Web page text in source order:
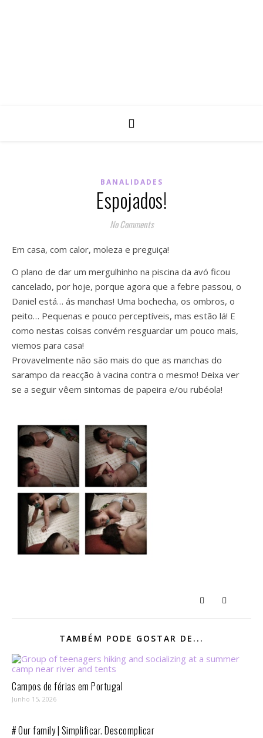
BANALIDADES
Espojados!
No Comments
Em casa, com calor, moleza e preguiça!
O plano de dar um mergulhinho na piscina da avó ficou
cancelado, por hoje, porque agora que a febre passou, o
Daniel está… ás manchas! Uma bochecha, os ombros, o
peito… Pequenas e pouco perceptíveis, mas estão lá! E
como nestas coisas convém resguardar um pouco mais,
viemos para casa!
Provavelmente não são mais do que as manchas do
sarampo da reacção à vacina contra o mesmo! Deixa ver
se a seguir vêem sintomas de papeira e/ou rubéola!
TAMBÉM PODE GOSTAR DE...
Campos de férias em Portugal
Junho 15, 2026
# Our family | Simplificar. Descomplicar